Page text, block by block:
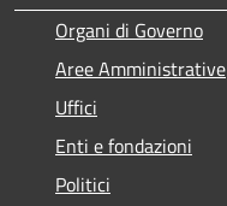
Organi di Governo
Aree Amministrative
Uffici
Enti e fondazioni
Politici